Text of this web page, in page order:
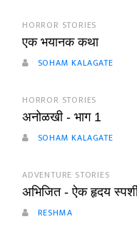
HORROR STORIES
एक भयानक कथा
SOHAM KALAGATE
HORROR STORIES
अनोळखी - भाग 1
SOHAM KALAGATE
ADVENTURE STORIES
अभिजित - ऐक हृदय
RESHMA